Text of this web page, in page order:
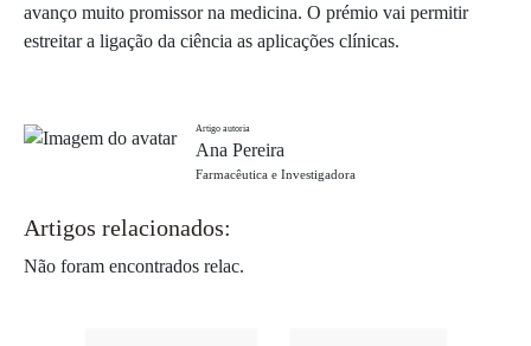
avanço muito promissor na medicina. O prémio vai permitir
estreitar a ligação da ciência as aplicações clínicas.
Artigo autoria
Ana Pereira
Farmacêutica e Investigadora
Artigos relacionados:
Não foram encontrados relac.